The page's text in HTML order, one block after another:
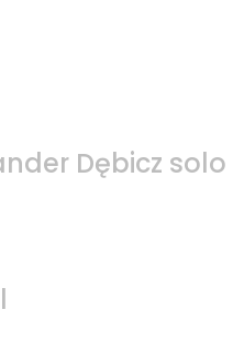
Dębicz solo